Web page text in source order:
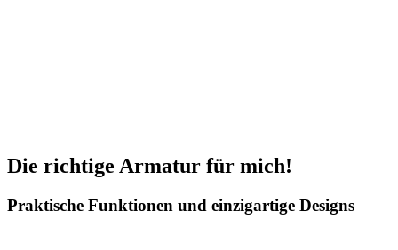
Die richtige Armatur für mich!
Praktische Funktionen und einzigartige Designs